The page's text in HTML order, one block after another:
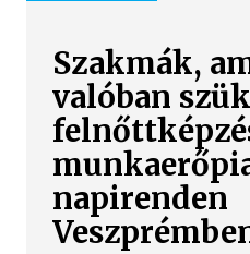
Szakmák,
valóban
napirenden